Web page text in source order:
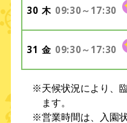
30 木 09:30～17:30
31 金 09:30～17:30
※天候状況により、
ます。
※営業時間は、入園